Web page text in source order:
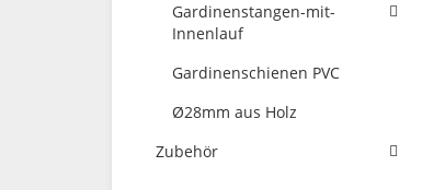
Gardinenstangen-mit-
Innenlauf
Gardinenschienen PVC
Ø28mm aus Holz
Zubehör